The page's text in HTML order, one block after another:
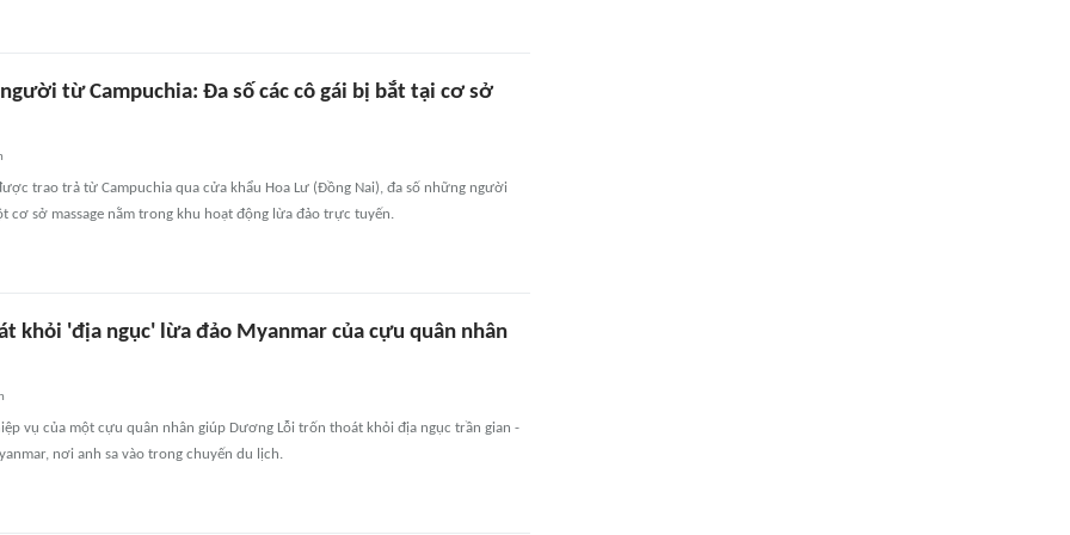
từ Campuchia: Đa số các cô gái bị bắt tại cơ sở
trao trả từ Campuchia qua cửa khẩu Hoa Lư (Đồng Nai), đa số những người
cơ sở massage nằm trong khu hoạt động lừa đảo trực tuyến.
khỏi 'địa ngục' lừa đảo Myanmar của cựu quân nhân
vụ của một cựu quân nhân giúp Dương Lỗi trốn thoát khỏi địa ngục trần gian -
nơi anh sa vào trong chuyến du lịch.